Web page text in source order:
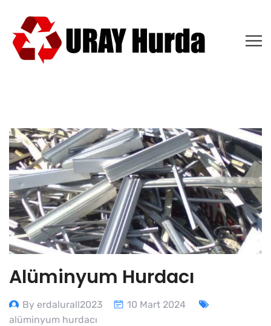
Alüminyum Hurdacı
By erdalurall2023
10 Mart 2024
alüminyum hurdacı